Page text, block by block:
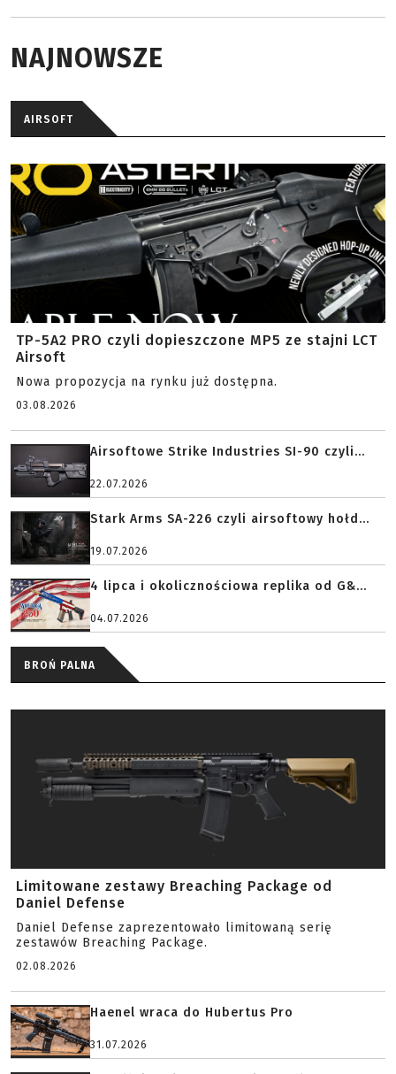
NAJNOWSZE
AIRSOFT
TP-5A2 PRO czyli dopieszczone MP5 ze stajni LCT
Airsoft
Nowa propozycja na rynku już dostępna.
03.08.2026
Airsoftowe Strike Industries SI-90 czyli...
22.07.2026
Stark Arms SA-226 czyli airsoftowy hołd...
19.07.2026
4 lipca i okolicznościowa replika od G&...
04.07.2026
BROŃ PALNA
Limitowane zestawy Breaching Package od
Daniel Defense
Daniel Defense zaprezentowało limitowaną serię
zestawów Breaching Package.
02.08.2026
Haenel wraca do Hubertus Pro
31.07.2026